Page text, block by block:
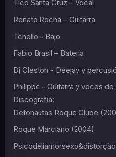
Tico Santa Cruz – Vocal
Renato Rocha – Guitarra
Tchello - Bajo
Fabio Brasil – Bateria
Dj Cleston - Deejay y
Philippe - Guitarra y voces
Discografia:
Detonautas Roque Clube
Roque Marciano (2004)